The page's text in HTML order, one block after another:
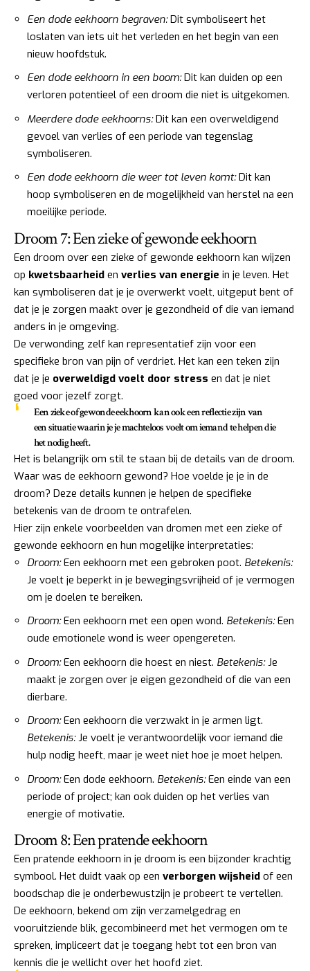
Een dode eekhoorn begraven:Dit symboliseert het
loslaten van iets uit het verleden en het begin van een
nieuw hoofdstuk.
Een dode eekhoorn in een boom:Dit kan duiden op een
verloren potentieel of een droom die niet is uitgekomen.
Meerdere dode eekhoorns:Dit kan een overweldigend
gevoel van verlies of een periode van tegenslag
symboliseren.
Een dode eekhoorn die weer tot leven komt:Dit kan
hoop symboliseren en de mogelijkheid van herstel na een
moeilijke periode.
Droom 7: Een zieke of gewonde eekhoorn
Een droom over een zieke of gewonde eekhoorn kan wijzen
op kwetsbaarheid en verlies van energie in je leven. Het
kan symboliseren dat je je overwerkt voelt, uitgeput bent of
dat je je zorgen maakt over je gezondheid of die van iemand
anders in je omgeving.
De verwonding zelf kan representatief zijn voor een
specifieke bron van pijn of verdriet. Het kan een teken zijn
dat je je overweldigd voelt door stress en dat je niet
goed voor jezelf zorgt.
Een zieke of gewonde eekhoorn kan ook een reflectie zijn van
een situatie waarin je je machteloos voelt om iemand te helpen die
het nodig heeft.
Het is belangrijk om stil te staan bij de details van de droom.
Waar was de eekhoorn gewond? Hoe voelde je je in de
droom? Deze details kunnen je helpen de specifieke
betekenis van de droom te ontrafelen.
Hier zijn enkele voorbeelden van dromen met een zieke of
gewonde eekhoorn en hun mogelijke interpretaties:
Droom:Een eekhoorn met een gebroken poot. Betekenis:
Je voelt je beperkt in je bewegingsvrijheid of je vermogen
om je doelen te bereiken.
Droom:Een eekhoorn met een open wond. Betekenis:Een
oude emotionele wond is weer opengereten.
Droom:Een eekhoorn die hoest en niest. Betekenis:Je
maakt je zorgen over je eigen gezondheid of die van een
dierbare.
Droom:Een eekhoorn die verzwakt in je armen ligt.
Betekenis:Je voelt je verantwoordelijk voor iemand die
hulp nodig heeft, maar je weet niet hoe je moet helpen.
Droom:Een dode eekhoorn. Betekenis:Een einde van een
periode of project; kan ook duiden op het verlies van
energie of motivatie.
Droom 8: Een pratende eekhoorn
Een pratende eekhoorn in je droom is een bijzonder krachtig
symbool. Het duidt vaak op een verborgen wijsheid of een
boodschap die je onderbewustzijn je probeert te vertellen.
De eekhoorn, bekend om zijn verzamelgedrag en
vooruitziende blik, gecombineerd met het vermogen om te
spreken, impliceert dat je toegang hebt tot een bron van
kennis die je wellicht over het hoofd ziet.